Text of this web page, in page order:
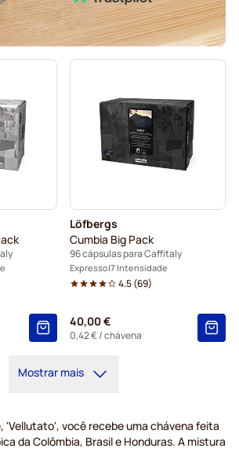
Löfbergs
Cumbia Big Pack
96 cápsulas para Caffitaly
Expresso 7 Intensidade
4.5(69)
40,00 €
0,42 €/ chávena
Mostrar mais
'Vellutato', você recebe uma chávena feita
da Colômbia, Brasil e Honduras. A mistura